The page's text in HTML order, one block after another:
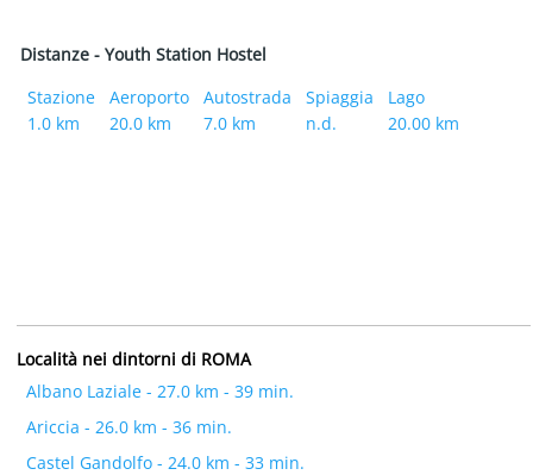
Distanze - Youth Station Hostel
Stazione
1.0 km
Aeroporto
20.0 km
Autostrada
7.0 km
Spiaggia
n.d.
Lago
20.00 km
Località nei dintorni di ROMA
Albano Laziale - 27.0 km - 39 min.
Ariccia - 26.0 km - 36 min.
Castel Gandolfo - 24.0 km - 33 min.